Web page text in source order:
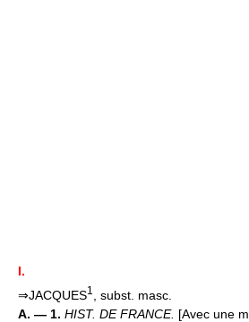
I.
⇒JACQUES1
, subst. masc.
A. — 1. HIST. DE FRANCE. [Avec une